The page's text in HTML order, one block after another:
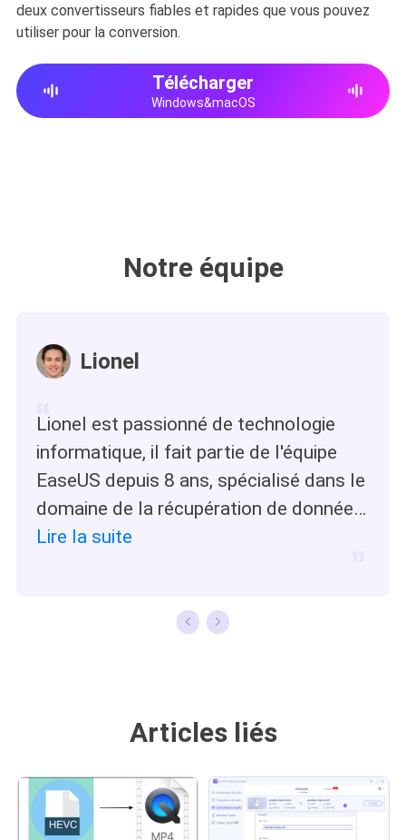
deux convertisseurs fiables et rapides que vous pouvez
utiliser pour la conversion.
Télécharger
Windows&macOS
Notre équipe
Lionel
Lionel est passionné de technologie
informatique, il fait partie de l'équipe
EaseUS depuis 8 ans, spécialisé dans le
domaine de la récupération de données,
de la gestion de partition, de la
Lire la suite
Articles liés